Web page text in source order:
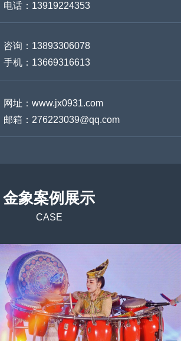
电话：13919224353
咨询：13893306078
手机：13669316613
网址：www.jx0931.com
邮箱：276223039@qq.com
金象案例展示
CASE